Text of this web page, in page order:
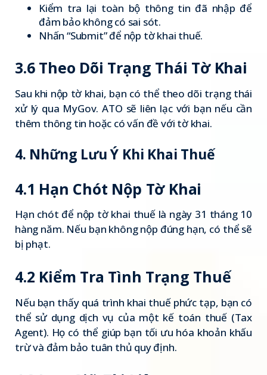
Kiểm tra lại toàn bộ thông tin đã nhập để
đảm bảo không có sai sót.
Nhấn “Submit” để nộp tờ khai thuế.
3.6 Theo Dõi Trạng Thái Tờ Khai
Sau khi nộp tờ khai, bạn có thể theo dõi trạng thái
xử lý qua MyGov. ATO sẽ liên lạc với bạn nếu cần
thêm thông tin hoặc có vấn đề với tờ khai.
4. Những Lưu Ý Khi Khai Thuế
4.1 Hạn Chót Nộp Tờ Khai
Hạn chót để nộp tờ khai thuế là ngày 31 tháng 10
hàng năm. Nếu bạn không nộp đúng hạn, có thể sẽ
bị phạt.
4.2 Kiểm Tra Tình Trạng Thuế
Nếu bạn thấy quá trình khai thuế phức tạp, bạn có
thể sử dụng dịch vụ của một kế toán thuế (Tax
Agent). Họ có thể giúp bạn tối ưu hóa khoản khấu
trừ và đảm bảo tuân thủ quy định.